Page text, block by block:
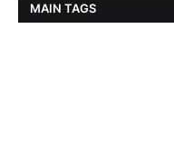
MAIN TAGS